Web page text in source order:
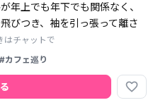
年上でも年下でも関係なく、
びつき、袖を引っ張って離さ
はチャットで
#カフェ巡り
favorite_border